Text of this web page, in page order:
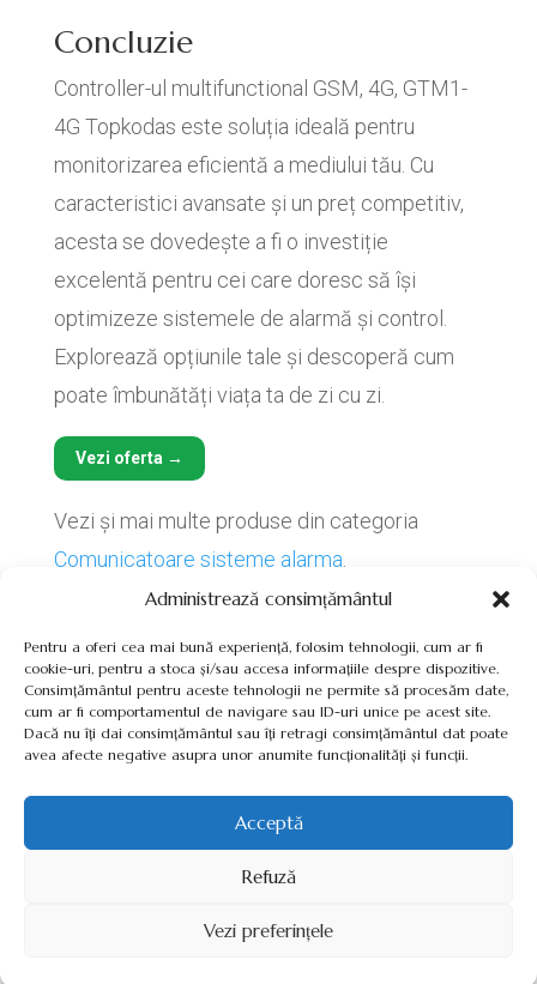
Administrează consimțământul
Pentru a oferi cea mai bună experiență, folosim tehnologii, cum ar fi
cookie-uri, pentru a stoca și/sau accesa informațiile despre dispozitive.
Consimțământul pentru aceste tehnologii ne permite să procesăm date,
cum ar fi comportamentul de navigare sau ID-uri unice pe acest site.
Dacă nu îți dai consimțământul sau îți retragi consimțământul dat poate
avea afecte negative asupra unor anumite funcționalități și funcții.
Acceptă
Refuză
Vezi preferințele
Concluzie
Controller-ul multifunctional GSM, 4G, GTM1-
4G Topkodas este soluția ideală pentru
monitorizarea eficientă a mediului tău. Cu
caracteristici avansate și un preț competitiv,
acesta se dovedește a fi o investiție
excelentă pentru cei care doresc să își
optimizeze sistemele de alarmă și control.
Explorează opțiunile tale și descoperă cum
poate îmbunătăți viața ta de zi cu zi.
Vezi oferta →
Vezi și mai multe produse din categoria
Comunicatoare sisteme alarma
Termeni, Condiții & Protecția Datelor (GDPR)
DREPTURILE REZERVATE